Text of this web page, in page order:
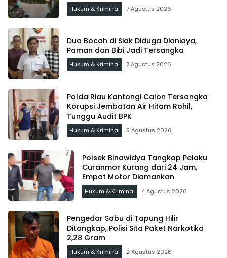
Hukum & Kriminal 7 Agustus 2026
Dua Bocah di Siak Diduga Dianiaya,
Paman dan Bibi Jadi Tersangka
Hukum & Kriminal 7 Agustus 2026
Polda Riau Kantongi Calon Tersangka
Korupsi Jembatan Air Hitam Rohil,
Tunggu Audit BPK
Hukum & Kriminal 5 Agustus 2026
Polsek Binawidya Tangkap Pelaku
Curanmor Kurang dari 24 Jam,
Empat Motor Diamankan
Hukum & Kriminal 4 Agustus 2026
Pengedar Sabu di Tapung Hilir
Ditangkap, Polisi Sita Paket Narkotika
2,28 Gram
Hukum & Kriminal 2 Agustus 2026